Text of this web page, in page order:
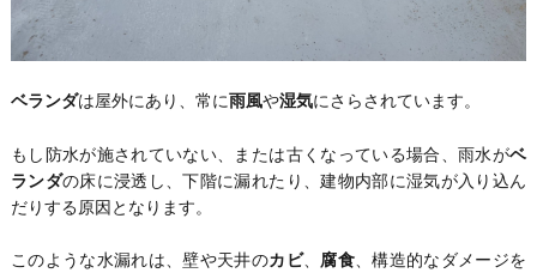
ベランダは屋外にあり、常に雨風や湿気にさらされています。
もし防水が施されていない、または古くなっている場合、雨水がベ
ランダの床に浸透し、下階に漏れたり、建物内部に湿気が入り込ん
だりする原因となります。
このような水漏れは、壁や天井のカビ、 腐食、構造的なダメージを